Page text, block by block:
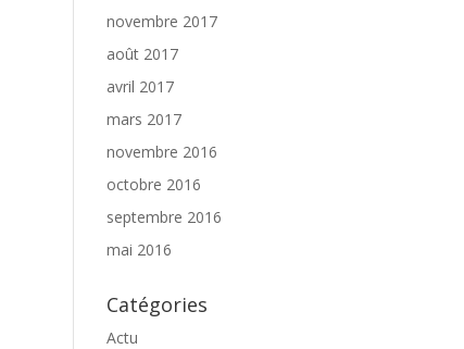
novembre 2017
août 2017
avril 2017
mars 2017
novembre 2016
octobre 2016
septembre 2016
mai 2016
Catégories
Actu